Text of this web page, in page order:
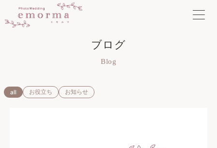
を
ブログ
Blog
お役立ち お知らせ
all